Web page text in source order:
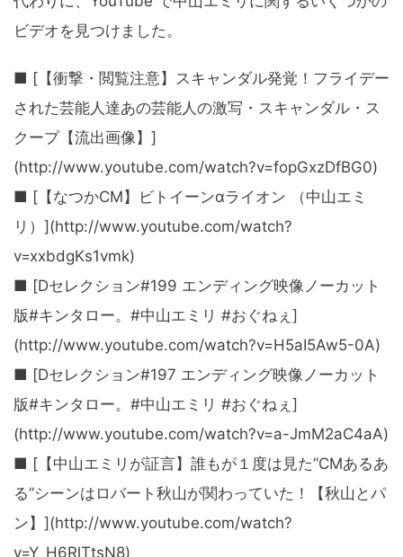
ビデオを見つけました。
■ [【衝撃・閲覧注意】スキャンダル発覚！フライデー
された芸能人達あの芸能人の激写・スキャンダル・ス
クープ【流出画像】]
(http://www.youtube.com/watch?v=fopGxzDfBG0)
■ [【なつかCM】ビトイーンαライオン （中山エミ
リ）](http://www.youtube.com/watch?
v=xxbdgKs1vmk)
■ [Dセレクション#199 エンディング映像ノーカット
版#キンタロー。#中山エミリ #おぐねぇ]
(http://www.youtube.com/watch?v=H5aI5Aw5-0A)
■ [Dセレクション#197 エンディング映像ノーカット
版#キンタロー。#中山エミリ #おぐねぇ]
(http://www.youtube.com/watch?v=a-JmM2aC4aA)
■ [【中山エミリが証言】誰もが１度は見た”CMあるあ
る”シーンはロバート秋山が関わっていた！【秋山とパ
ン】](http://www.youtube.com/watch?
v=Y_H6RlTtsN8)